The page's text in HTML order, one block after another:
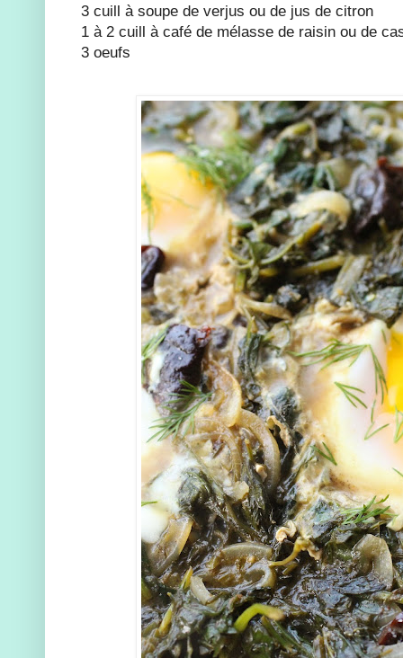
3 cuill à soupe de verjus ou de jus de citron
1 à 2 cuill à café de mélasse de raisin ou de
3 oeufs